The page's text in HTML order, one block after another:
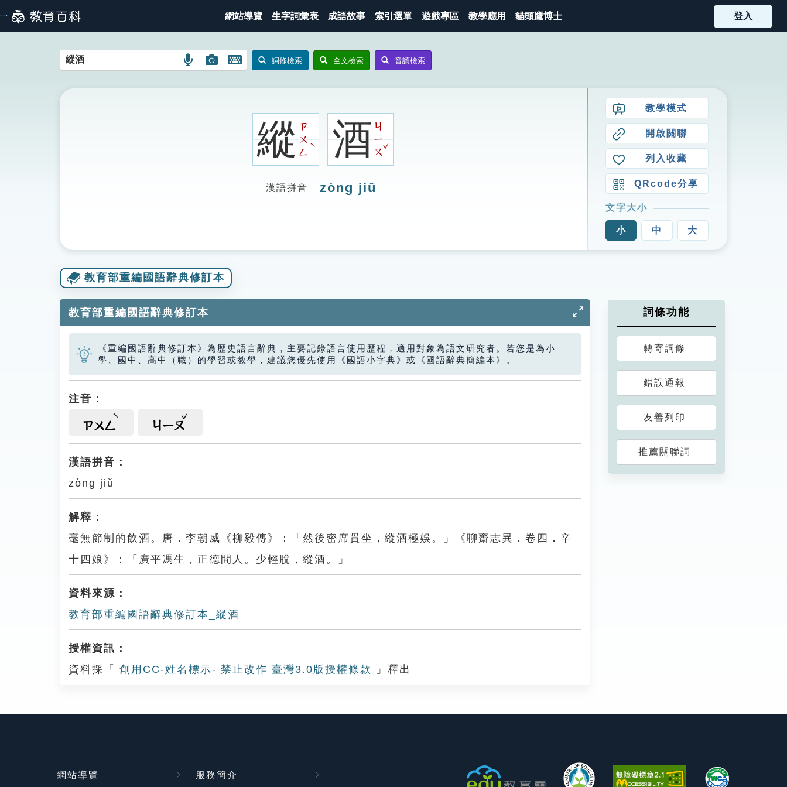
到
主
::: 網站導覽 生字詞彙表 成語故事 索引選單 遊戲專區 教學應用 貓頭鷹博士 登入
:::
語
搜
圖
搜
開
鍵
詞條檢索 全文檢索 音讀檢索
縱ㄗ
ㄨ
ㄥ
ˋ 酒ㄐ
ㄧ
ㄡ
ˇ
漢語拼音 zòng jiǔ
教學模式
開啟關聯
列入收藏
QRcode分享
文字大小
小 中 大
教育部重編國語辭典修訂本
教育部重編國語辭典修訂本
《重編國語辭典修訂本》為歷史語言辭典，主要記錄語言使用歷程，適用對象為語文研究者。若您是為小
學、國中、高中（職）的學習或教學，建議您優先使用《國語小字典》或《國語辭典簡編本》。
注音：
ㄗㄨㄥ ㄐㄧㄡ
漢語拼音：
zòng jiǔ
解釋：
毫無節制的飲酒。唐．李朝威《柳毅傳》：「然後密席貫坐，縱酒極娛。」《聊齋志異．卷四．辛
十四娘》：「廣平馮生，正德間人。少輕脫，縱酒。」
資料來源：
教育部重編國語辭典修訂本_縱酒
授權資訊：
資料採「
創用CC-姓名標示- 禁止改作 臺灣3.0版授權條款 」釋出
詞條功能
轉寄詞條
錯誤通報
友善列印
推薦關聯詞
:::
網站導覽 服務簡介